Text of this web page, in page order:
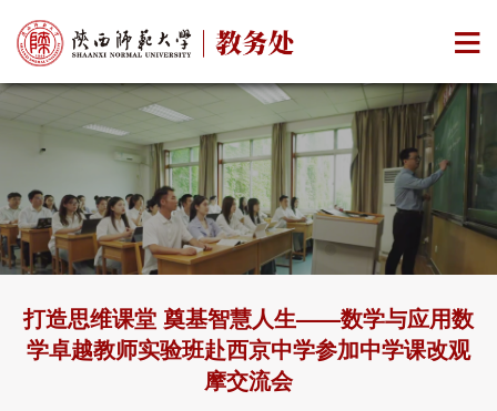
打造思维课堂 奠基智慧人生——数学与应用数
学卓越教师实验班赴西京中学参加中学课改观
摩交流会